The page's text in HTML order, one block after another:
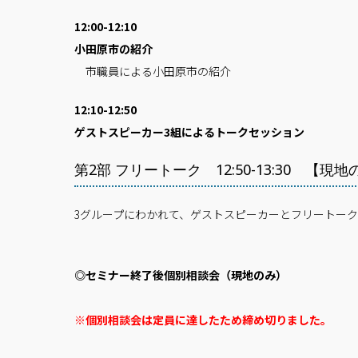
12:00-12:10
小田原市の紹介
市職員による小田原市の紹介
12:10-12:50
ゲストスピーカー3組によるトークセッション
第2部 フリートーク 12:50-13:30 【現地の
3グループにわかれて、ゲストスピーカーとフリートー
◎セミナー終了後個別相談会（現地のみ）
※個別相談会は定員に達したため締め切りました。